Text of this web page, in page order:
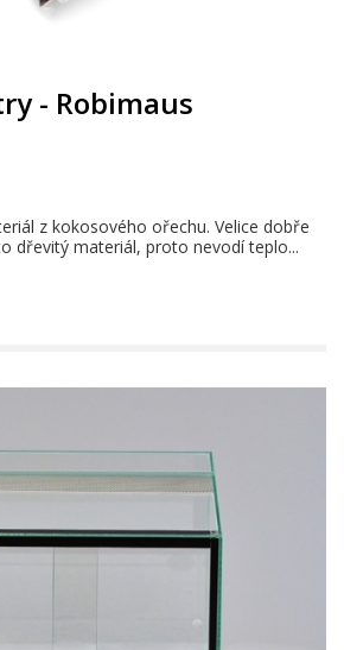
- Robimaus
z kokosového ořechu. Velice dobře
dřevitý materiál, proto nevodí teplo...